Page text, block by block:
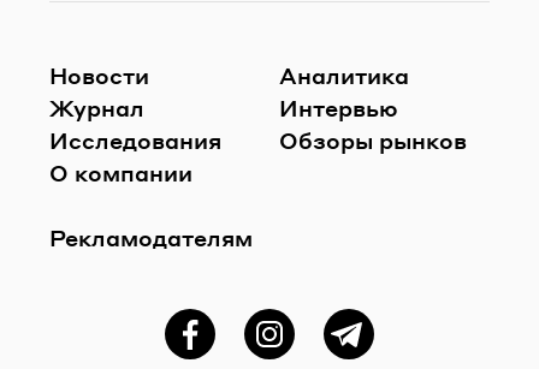
Новости
Журнал
Исследования
О компании
Рекламодателям
Аналитика
Интервью
Обзоры рынков
ФейсбукInstagramTelegram